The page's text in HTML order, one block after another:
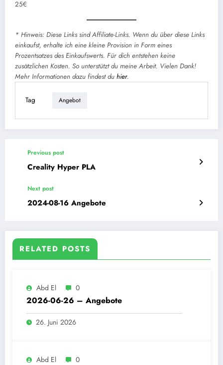
25€
* Hinweis: Diese Links sind Affiliate-Links. Wenn du über diese Links
einkaufst, erhalte ich eine kleine Provision in Form eines
Prozentsatzes des Einkaufswerts. Für dich entstehen keine
zusätzlichen Kosten. So unterstützt du meine Arbeit. Vielen Dank!
Mehr Informationen dazu findest du hier.
Tag Angebot
Previous post
Creality Hyper PLA
Next post
2024-08-16 Angebote
RELATED POSTS
Abd El 0
2026-06-26 – Angebote
26. Juni 2026
Abd El 0